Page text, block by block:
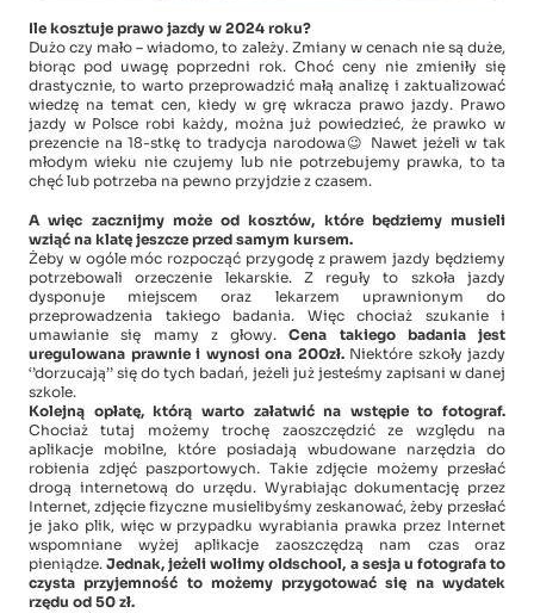
Ile kosztuje prawo jazdy w 2024 roku?
Dużo czy mało – wiadomo, to zależy. Zmiany w cenach nie są duże,
biorąc pod uwagę poprzedni rok. Choć ceny nie zmieniły się
drastycznie, to warto przeprowadzić małą analizę i zaktualizować
wiedzę na temat cen, kiedy w grę wkracza prawo jazdy. Prawo
jazdy w Polsce robi każdy, można już powiedzieć, że prawko w
prezencie na 18-stkę to tradycja narodowa😉 Nawet jeżeli w tak
młodym wieku nie czujemy lub nie potrzebujemy prawka, to ta
chęć lub potrzeba na pewno przyjdzie z czasem.
A więc zacznijmy może od kosztów, które będziemy musieli
wziąć na klatę jeszcze przed samym kursem.
Żeby w ogóle móc rozpocząć przygodę z prawem jazdy będziemy
potrzebowali orzeczenie lekarskie. Z reguły to szkoła jazdy
dysponuje miejscem oraz lekarzem uprawnionym do
przeprowadzenia takiego badania. Więc chociaż szukanie i
umawianie się mamy z głowy.Cena takiego badania jest
uregulowana prawnie i wynosi ona 200zł.Niektóre szkoły jazdy
‘’dorzucają’’ się do tych badań, jeżeli już jesteśmy zapisani w danej
szkole.
Kolejną opłatę, którą warto załatwić na wstępie to fotograf.
Chociaż tutaj możemy trochę zaoszczędzić ze względu na
aplikacje mobilne, które posiadają wbudowane narzędzia do
robienia zdjęć paszportowych. Takie zdjęcie możemy przesłać
drogą internetową do urzędu. Wyrabiając dokumentację przez
Internet, zdjęcie fizyczne musielibyśmy zeskanować, żeby przesłać
je jako plik, więc w przypadku wyrabiania prawka przez Internet
wspomniane wyżej aplikacje zaoszczędzą nam czas oraz
pieniądze.Jednak, jeżeli wolimy oldschool, a sesja u fotografa to
czysta przyjemność to możemy przygotować się na wydatek
rzędu od 50 zł.